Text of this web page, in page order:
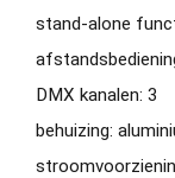
stand-alone
DMX kanalen: 3
behuizing: